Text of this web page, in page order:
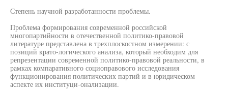
Степень научной разработанности проблемы.
Проблема формирования современной российской
многопартийности в отечественной политико-правовой
литературе представлена в трехплоскостном измерении: с
позиций крато-логического анализа, который необходим для
репрезентации современной политико-правовой реальности, в
рамках компаративного социоправового исследования
функционирования политических партий и в юридическом
аспекте их институци-онализации.